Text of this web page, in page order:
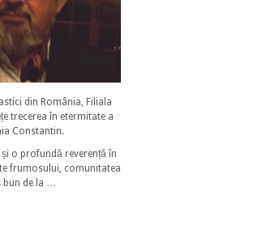
din România, Filiala
trecerea în etermitate a
Constantin.
o profundă reverență în
frumosului, comunitatea
bun de la …